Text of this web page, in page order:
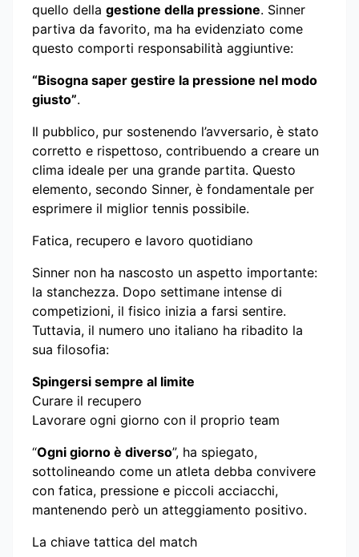
quello della gestione della pressione. Sinner
partiva da favorito, ma ha evidenziato come
questo comporti responsabilità aggiuntive:
“Bisogna saper gestire la pressione nel modo
giusto”.
Il pubblico, pur sostenendo l’avversario, è stato
corretto e rispettoso, contribuendo a creare un
clima ideale per una grande partita. Questo
elemento, secondo Sinner, è fondamentale per
esprimere il miglior tennis possibile.
Fatica, recupero e lavoro quotidiano
Sinner non ha nascosto un aspetto importante:
la stanchezza. Dopo settimane intense di
competizioni, il fisico inizia a farsi sentire.
Tuttavia, il numero uno italiano ha ribadito la
sua filosofia:
Spingersi sempre al limite
Curare il recupero
Lavorare ogni giorno con il proprio team
“Ogni giorno è diverso”, ha spiegato,
sottolineando come un atleta debba convivere
con fatica, pressione e piccoli acciacchi,
mantenendo però un atteggiamento positivo.
La chiave tattica del match